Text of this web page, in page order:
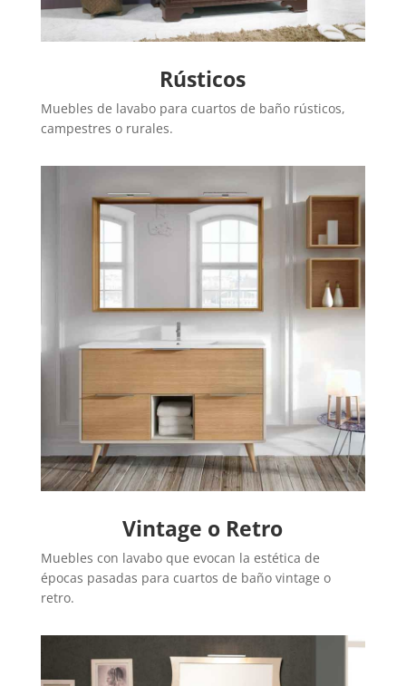
Rústicos
Muebles de lavabo para cuartos de baño rústicos,
campestres o rurales.
Vintage o Retro
Muebles con lavabo que evocan la estética de
épocas pasadas para cuartos de baño vintage o
retro.